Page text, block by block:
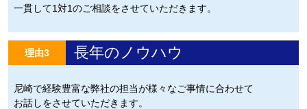
一貫して1対1のご相談をさせていただきます。
理由3 長年のノウハウ
尼崎で経験豊富な弊社の担当が様々なご事情に合わせて
お話しをさせていただきます。